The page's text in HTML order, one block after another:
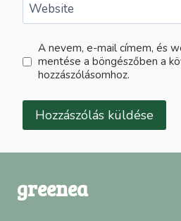
Website
A nevem, e-mail címem, és
mentése a böngészőben a
hozzászólásomhoz.
greenea